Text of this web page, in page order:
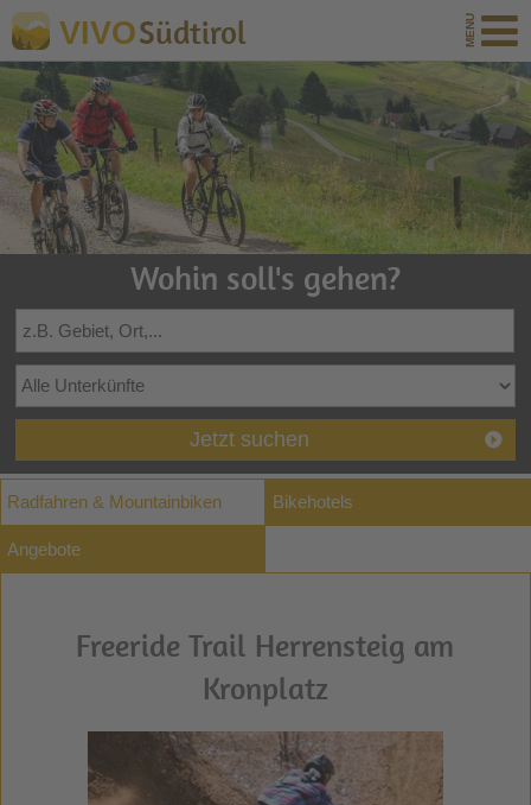
VIVOSüdtirol
Wohin soll's gehen?
Jetzt suchen
Radfahren & Mountainbiken Bikehotels
Angebote
Freeride Trail Herrensteig am
Kronplatz